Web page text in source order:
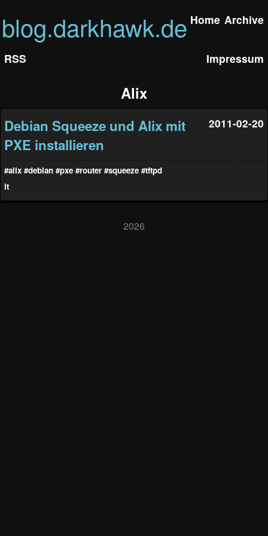
blog.darkhawk.de Home Archive
RSS Impressum
Alix
Debian Squeeze und Alix mit
PXE installieren
2011-02-20
#alix #debian #pxe #router #squeeze #tftpd
it
2026